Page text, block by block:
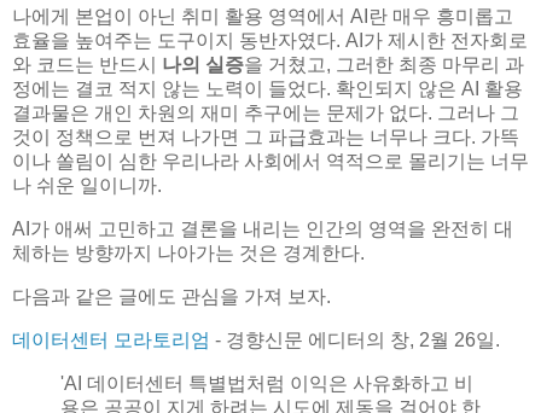
나에게 본업이 아닌 취미 활용 영역에서 AI란 매우 흥미롭고
효율을 높여주는 도구이지 동반자였다. AI가 제시한 전자회로
와 코드는 반드시 나의 실증을 거쳤고, 그러한 최종 마무리 과
정에는 결코 적지 않는 노력이 들었다. 확인되지 않은 AI 활용
결과물은 개인 차원의 재미 추구에는 문제가 없다. 그러나 그
것이 정책으로 번져 나가면 그 파급효과는 너무나 크다. 가뜩
이나 쏠림이 심한 우리나라 사회에서 역적으로 몰리기는 너무
나 쉬운 일이니까.
AI가 애써 고민하고 결론을 내리는 인간의 영역을 완전히 대
체하는 방향까지 나아가는 것은 경계한다.
다음과 같은 글에도 관심을 가져 보자.
데이터센터 모라토리엄 - 경향신문 에디터의 창, 2월 26일.
'AI 데이터센터 특별법처럼 이익은 사유화하고 비
용은 공공이 지게 하려는 시도에 제동을 걸어야 한